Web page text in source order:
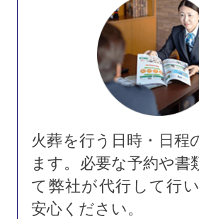
火葬を行う日時・日程
ます。必要な予約や書
て弊社が代行して行
安心ください。